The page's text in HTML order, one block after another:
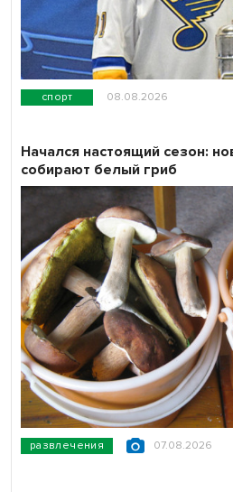
спорт 08.08.2026
развлечения 07.08.2026
Начался настоящий сезон:
собирают белый гриб